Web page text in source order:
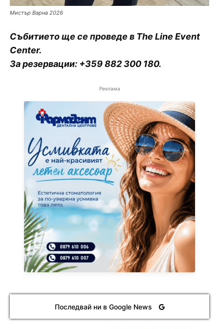
Мистър Варна 2026
Събитието ще се проведе в The Line Event
Center.
За резервации: +359 882 300 180.
Реклама
Последвай ни в Google News